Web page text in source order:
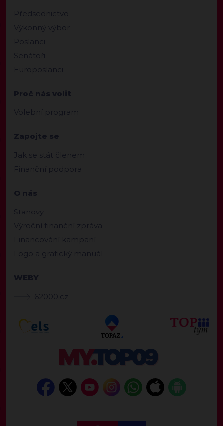
Předsednictvo
Výkonný výbor
Poslanci
Senátoři
Europoslanci
Proč nás volit
Volební program
Zapojte se
Jak se stát členem
Finanční podpora
O nás
Stanovy
Výroční finanční zpráva
Financování kampaní
Logo a grafický manuál
WEBY
62000.cz